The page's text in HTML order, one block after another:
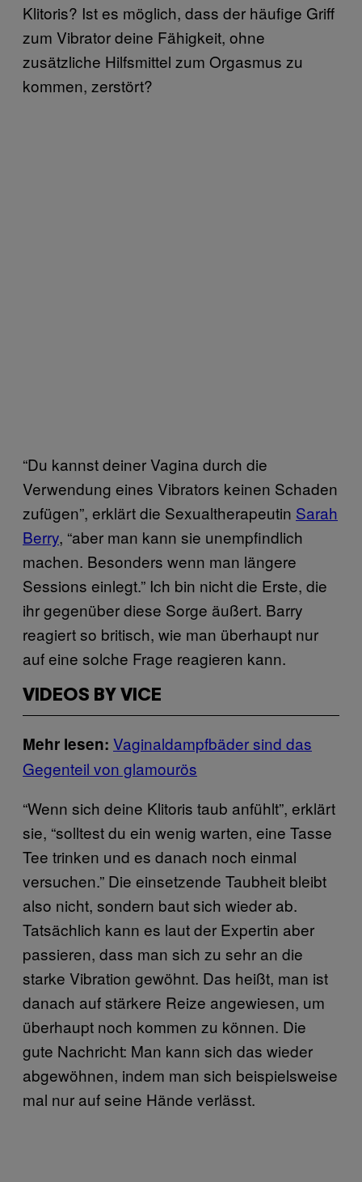
Klitoris? Ist es möglich, dass der häufige Griff
zum Vibrator deine Fähigkeit, ohne
zusätzliche Hilfsmittel zum Orgasmus zu
kommen, zerstört?
“Du kannst deiner Vagina durch die
Verwendung eines Vibrators keinen Schaden
zufügen”, erklärt die Sexualtherapeutin Sarah
Berry, “aber man kann sie unempfindlich
machen. Besonders wenn man längere
Sessions einlegt.” Ich bin nicht die Erste, die
ihr gegenüber diese Sorge äußert. Barry
reagiert so britisch, wie man überhaupt nur
auf eine solche Frage reagieren kann.
VIDEOS BY VICE
Mehr lesen: Vaginaldampfbäder sind das
Gegenteil von glamourös
“Wenn sich deine Klitoris taub anfühlt”, erklärt
sie, “solltest du ein wenig warten, eine Tasse
Tee trinken und es danach noch einmal
versuchen.” Die einsetzende Taubheit bleibt
also nicht, sondern baut sich wieder ab.
Tatsächlich kann es laut der Expertin aber
passieren, dass man sich zu sehr an die
starke Vibration gewöhnt. Das heißt, man ist
danach auf stärkere Reize angewiesen, um
überhaupt noch kommen zu können. Die
gute Nachricht: Man kann sich das wieder
abgewöhnen, indem man sich beispielsweise
mal nur auf seine Hände verlässt.